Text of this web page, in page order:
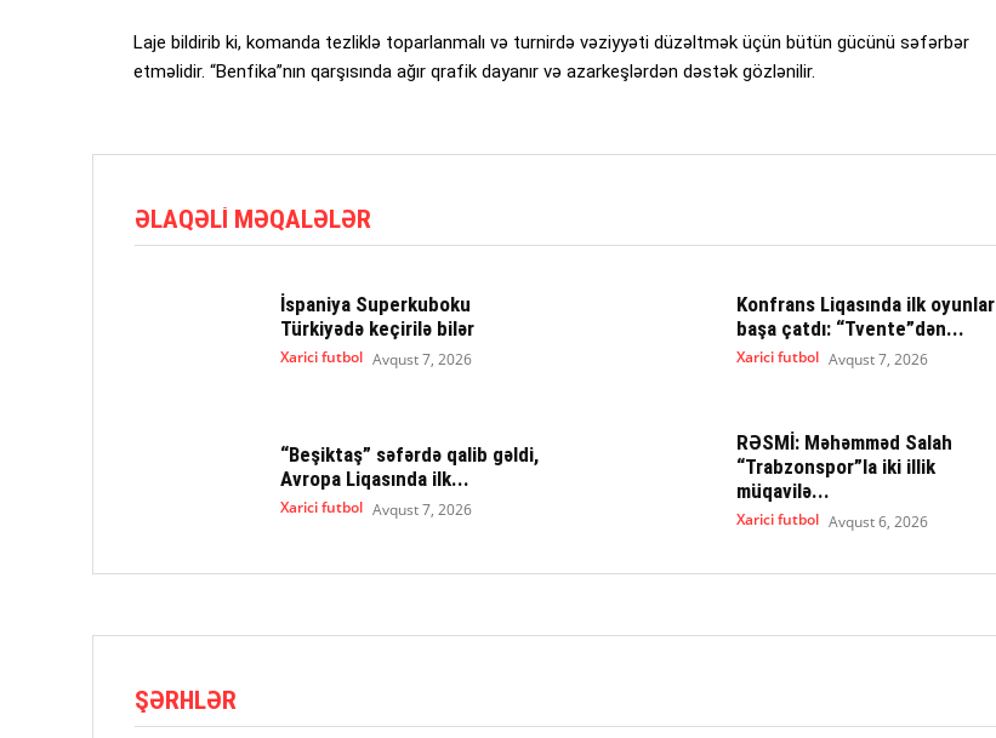
Laje bildirib ki, komanda tezliklə toparlanmalı və turnirdə vəziyyəti düzəltmək üçün bütün gücünü səfərbər
etməlidir. “Benfika”nın qarşısında ağır qrafik dayanır və azarkeşlərdən dəstək gözlənilir.
ƏLAQƏLI MƏQALƏLƏR
İspaniya Superkuboku
Türkiyədə keçirilə bilər
Xarici futbol Avqust 7, 2026
Konfrans Liqasında ilk oyunlar
başa çatdı: “Tvente”dən...
Xarici futbol Avqust 7, 2026
“Beşiktaş” səfərdə qalib gəldi,
Avropa Liqasında ilk...
Xarici futbol Avqust 7, 2026
RƏSMİ: Məhəmməd Salah
“Trabzonspor”la iki illik
müqavilə...
Xarici futbol Avqust 6, 2026
ŞƏRHLƏR